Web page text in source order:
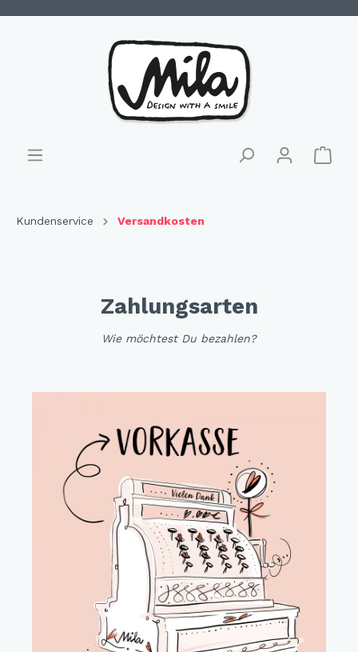
Kundenservice Versandkosten
Zahlungsarten
Wie möchtest Du bezahlen?